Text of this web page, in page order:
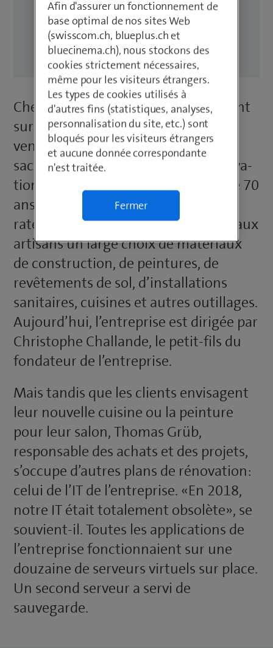
renouvellement nécessaire
de l’IT. Une décision qui en
valait la peine.
Chez Challande & Fils, on met l’accent
sur le travail manuel. Les espaces de
vente spécialisés de Nyon sont con­
sacrés à la construction et à la rénova­
tion. L’entreprise familiale de plus de 70
ans, qui emploie près de 80 collabo­
rateurs, propose aux particuliers et aux
artisans un large choix de matériaux
de construction, de pein­tures, de
revête­ments de sol, d’instal­lations
sanitaires, cuisines et autres outillages.
Aujourd’hui, l’entreprise est dirigée par
Christophe Challande, le petit-fils du
fondateur de l’entreprise.
Mais tandis que les clients envisagent
leur nouvelle cuisine ou la peinture
pour leur salon, Thomas Grüb,
responsable des achats et des projets,
s’occupe d’autres plans de rénovation:
celui de l’IT de l’entreprise. «En 2018,
notre IT était totalement obsolète», se
souvient-il. Toutes les applications de
l’entreprise fonctionnaient sur une
douzaine de serveurs virtuels sur place.
Un second serveur a servi de
sauvegarde.
Afin d'assurer un fonctionnement de
base optimal de nos sites Web
(swisscom.ch, blueplus.ch et
bluecinema.ch), nous stockons des
cookies strictement nécessaires,
même pour les visiteurs étrangers.
Les types de cookies utilisés à
d'autres fins (statistiques, analyses,
personnalisation du site, etc.) sont
bloqués pour les visiteurs étrangers
et aucune donnée correspondante
n'est traitée.
Fermer